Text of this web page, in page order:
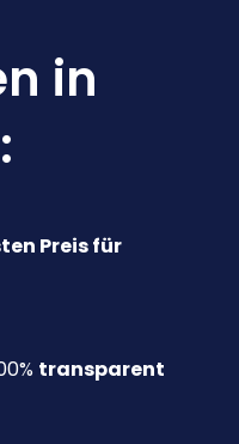
in
Preis für
transparent